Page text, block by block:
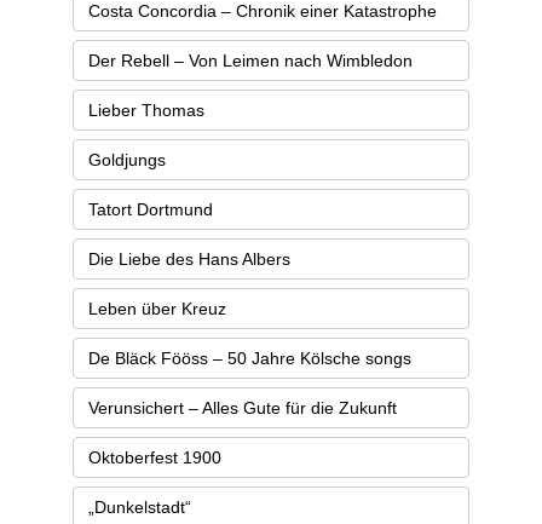
Costa Concordia – Chronik einer Katastrophe
Der Rebell – Von Leimen nach Wimbledon
Lieber Thomas
Goldjungs
Tatort Dortmund
Die Liebe des Hans Albers
Leben über Kreuz
De Bläck Fööss – 50 Jahre Kölsche songs
Verunsichert – Alles Gute für die Zukunft
Oktoberfest 1900
„Dunkelstadt“